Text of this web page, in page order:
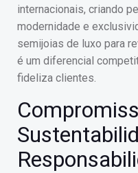
internacionais, criando
modernidade e
semijoias de luxo para
é um diferencial
fideliza clientes.